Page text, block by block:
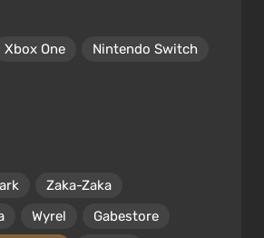
Xbox One
Nintendo Switch
Zaka-Zaka
Wyrel
Gabestore